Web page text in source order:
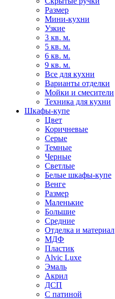
Размер
Мини-кухни
Узкие
3 кв. м.
5 кв. м.
6 кв. м.
9 кв. м.
Все для кухни
Варианты отделки
Мойки и смесители
Техника для кухни
Шкафы-купе
Цвет
Коричневые
Серые
Темные
Черные
Светлые
Белые шкафы-купе
Венге
Размер
Маленькие
Большие
Средние
Отделка и материал
МДФ
Пластик
Alvic Luxe
Эмаль
Акрил
ДСП
С патиной